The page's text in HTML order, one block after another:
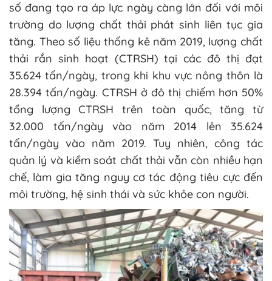
số đang tạo ra áp lực ngày càng lớn đối với môi
trường do lượng chất thải phát sinh liên tục gia
tăng. Theo số liệu thống kê năm 2019, lượng chất
thải rắn sinh hoạt (CTRSH) tại các đô thị đạt
35.624 tấn/ngày, trong khi khu vực nông thôn là
28.394 tấn/ngày. CTRSH ở đô thị chiếm hơn 50%
tổng lượng CTRSH trên toàn quốc, tăng từ
32.000 tấn/ngày vào năm 2014 lên 35.624
tấn/ngày vào năm 2019. Tuy nhiên, công tác
quản lý và kiểm soát chất thải vẫn còn nhiều hạn
chế, làm gia tăng nguy cơ tác động tiêu cực đến
môi trường, hệ sinh thái và sức khỏe con người.